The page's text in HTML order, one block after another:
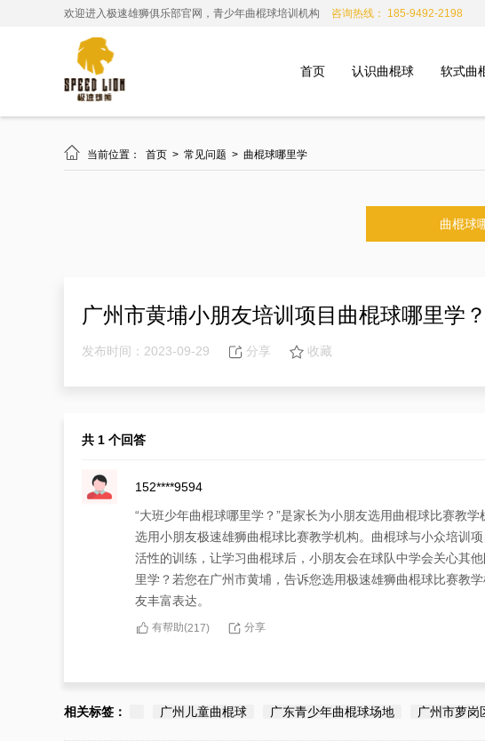
欢迎进入极速雄狮俱乐部官网，青少年曲棍球培训机构 咨询热线： 185-9492-2198
首页 认识曲棍球 软式曲
 当前位置： 首页 > 常见问题 > 曲棍球哪里学
曲棍球
广州市黄埔小朋友培训项目曲棍球哪里学？
发布时间：2023-09-29 分享 收藏
共 1 个回答
152****9594
“大班少年曲棍球哪里学？”是家长为小朋友选用曲棍球比赛教
选用小朋友极速雄狮曲棍球比赛教学机构。曲棍球与小众培训
活性的训练，让学习曲棍球后，小朋友会在球队中学会关心其
里学？若您在广州市黄埔，告诉您选用极速雄狮曲棍球比赛教
友丰富表达。
有帮助(217) 分享
相关标签： 广州儿童曲棍球 广东青少年曲棍球场地 广州市萝岗